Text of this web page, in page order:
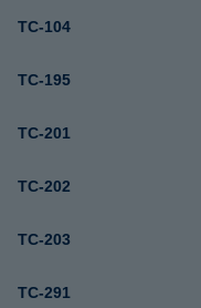
TC-104
TC-195
TC-201
TC-202
TC-203
TC-291